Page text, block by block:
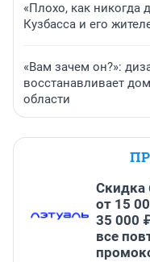
«Плохо, как никогда
Кузбасса и его
«Вам зачем он?»:
восстанавливает
области
Скидка
от 15
35 000
все